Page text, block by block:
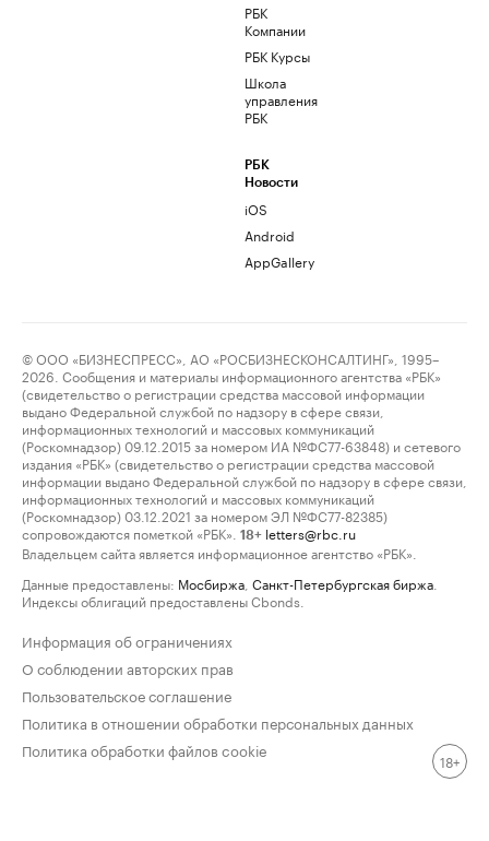
РБК
Компании
РБК Курсы
Школа
управления
РБК
РБК
Новости
iOS
Android
AppGallery
© ООО «БИЗНЕСПРЕСС», АО «РОСБИЗНЕСКОНСАЛТИНГ», 1995–
2026. Сообщения и материалы информационного агентства «РБК»
(свидетельство о регистрации средства массовой информации
выдано Федеральной службой по надзору в сфере связи,
информационных технологий и массовых коммуникаций
(Роскомнадзор) 09.12.2015 за номером ИА №ФС77-63848) и сетевого
издания «РБК» (свидетельство о регистрации средства массовой
информации выдано Федеральной службой по надзору в сфере связи,
информационных технологий и массовых коммуникаций
(Роскомнадзор) 03.12.2021 за номером ЭЛ №ФС77-82385)
сопровождаются пометкой «РБК».
18+ letters@rbc.ru
Владельцем сайта является информационное агентство «РБК».
Данные предоставлены: Мосбиржа Санкт-Петербургская биржа
Индексы облигаций предоставлены Cbonds.
Информация об ограничениях
О соблюдении авторских прав
Пользовательское соглашение
Политика в отношении обработки персональных данных
Политика обработки файлов cookie
18+